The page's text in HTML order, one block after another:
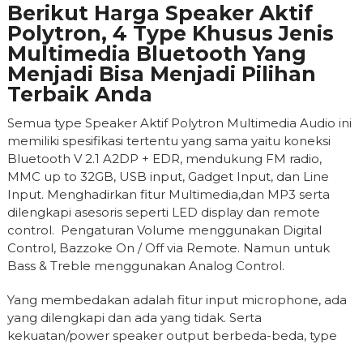
Berikut Harga Speaker Aktif
Polytron, 4 Type Khusus Jenis
Multimedia Bluetooth Yang
Menjadi Bisa Menjadi Pilihan
Terbaik Anda
Semua type Speaker Aktif Polytron Multimedia Audio ini
memiliki spesifikasi tertentu yang sama yaitu koneksi
Bluetooth V 2.1 A2DP + EDR, mendukung FM radio,
MMC up to 32GB, USB input, Gadget Input, dan Line
Input. Menghadirkan fitur Multimedia,dan MP3 serta
dilengkapi asesoris seperti LED display dan remote
control. Pengaturan Volume menggunakan Digital
Control, Bazzoke On / Off via Remote. Namun untuk
Bass & Treble menggunakan Analog Control.
Yang membedakan adalah fitur input microphone, ada
yang dilengkapi dan ada yang tidak. Serta
kekuatan/power speaker output berbeda-beda, type